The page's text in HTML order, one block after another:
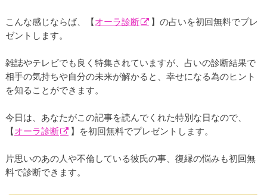
こんな感じならば、【オーラ診断
】の占いを初回無料でプレ
ゼントします。
雑誌やテレビでも良く特集されていますが、占いの診断結果で
相手の気持ちや自分の未来が解かると、幸せになる為のヒント
を知ることができます。
今日は、あなたがこの記事を読んでくれた特別な日なので、
【オーラ診断 】を初回無料でプレゼントします。
片思いのあの人や不倫している彼氏の事、復縁の悩みも初回無
料で診断できます。